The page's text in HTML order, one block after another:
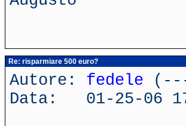
Re: risparmiare 500 euro?
Autore: fedele
Data: 01-25-06